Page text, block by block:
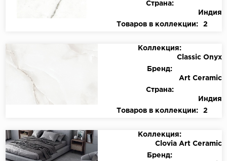
Страна:
Индия
Товаров в коллекции:
2
Коллекция:
Classic Onyx
Бренд:
Art Ceramic
Страна:
Индия
Товаров в коллекции:
2
Коллекция:
Clovia Art Ceramic
Бренд: